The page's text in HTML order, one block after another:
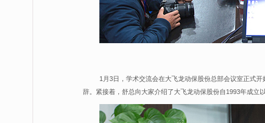
1月3日，学术交流会在大飞龙动保股份总部会议室正式
辞。紧接着，舒总向大家介绍了大飞龙动保股份自1993年成立